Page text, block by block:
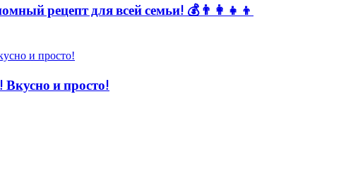
рецепт для всей семьи! 💰👨👩👧👦
и просто!